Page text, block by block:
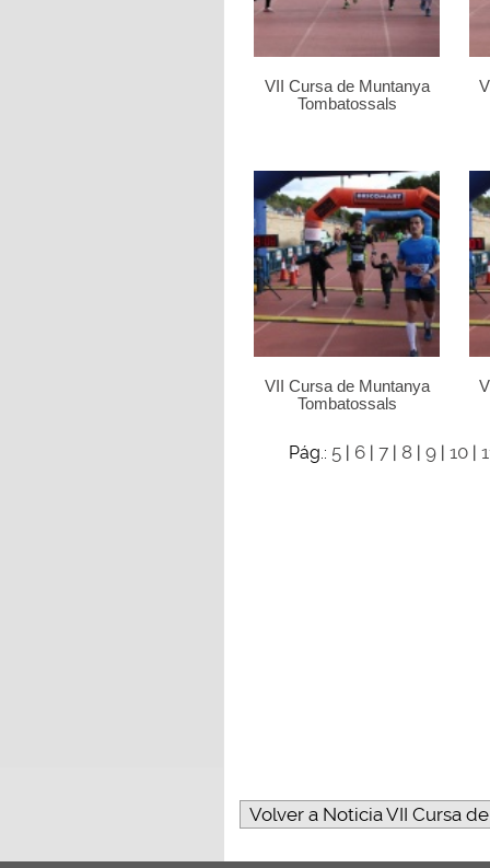
VII Cursa de Muntanya
Tombatossals
VII Cursa de Muntanya
Tombatossals
Pág.: 5 | 6 | 7 | 8 | 9 | 10 |
Volver a Noticia VII Cursa